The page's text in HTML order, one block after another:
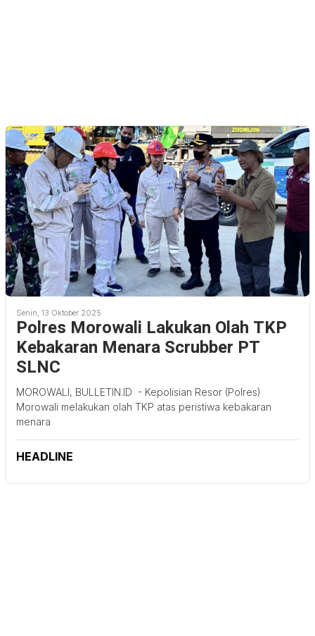
Senin, 13 Oktober 2025
Polres Morowali Lakukan Olah TKP
Kebakaran Menara Scrubber PT
SLNC
MOROWALI, BULLETIN.ID - Kepolisian Resor (Polres)
Morowali melakukan olah TKP atas peristiwa kebakaran
menara
HEADLINE